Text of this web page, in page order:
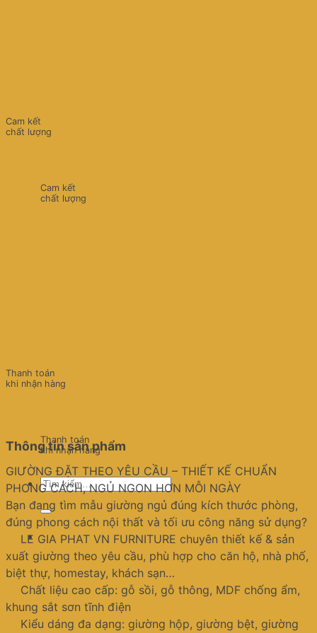
Cam kết
chất lượng
Thanh toán
khi nhận hàng
Tìm
kiếm:
Cam kết
chất lượng
Thanh toán
khi nhận hàng
Thông tin sản phẩm
GIƯỜNG ĐẶT THEO YÊU CẦU – THIẾT KẾ CHUẨN
PHONG CÁCH, NGỦ NGON HƠN MỖI NGÀY
Bạn đang tìm mẫu giường ngủ đúng kích thước phòng,
đúng phong cách nội thất và tối ưu công năng sử dụng?
LE GIA PHAT VN FURNITURE chuyên thiết kế & sản
xuất giường theo yêu cầu, phù hợp cho căn hộ, nhà phố,
biệt thự, homestay, khách sạn…
Chất liệu cao cấp: gỗ sồi, gỗ thông, MDF chống ẩm,
khung sắt sơn tĩnh điện
Kiểu dáng đa dạng: giường hộp, giường bệt, giường